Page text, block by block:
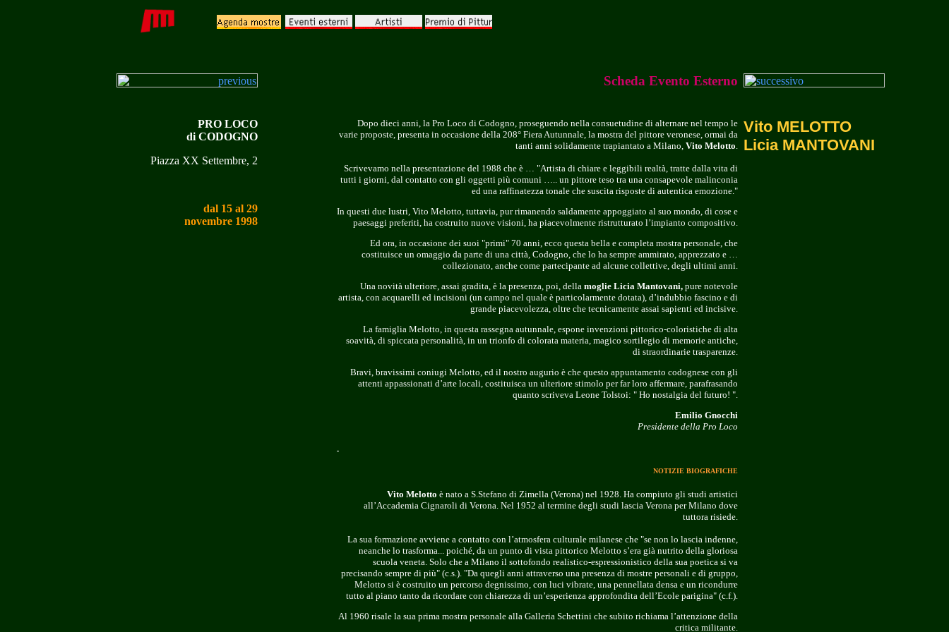
Scheda Evento Esterno
PRO LOCO
di CODOGNO
Piazza XX Settembre, 2
dal 15 al 29
novembre 1998
Dopo dieci anni, la Pro Loco di Codogno, proseguendo nella consuetudine di alternare nel tempo le
varie proposte, presenta in occasione della 208° Fiera Autunnale, la mostra del pittore veronese, ormai da
tanti anni solidamente trapiantato a Milano, Vito Melotto.
Scrivevamo nella presentazione del 1988 che è … "Artista di chiare e leggibili realtà, tratte dalla vita di
tutti i giorni, dal contatto con gli oggetti più comuni ….. un pittore teso tra una consapevole malinconia
ed una raffinatezza tonale che suscita risposte di autentica emozione."
In questi due lustri, Vito Melotto, tuttavia, pur rimanendo saldamente appoggiato al suo mondo, di cose e
paesaggi preferiti, ha costruito nuove visioni, ha piacevolmente ristrutturato l’impianto compositivo.
Ed ora, in occasione dei suoi "primi" 70 anni, ecco questa bella e completa mostra personale, che
costituisce un omaggio da parte di una città, Codogno, che lo ha sempre ammirato, apprezzato e …
collezionato, anche come partecipante ad alcune collettive, degli ultimi anni.
Una novità ulteriore, assai gradita, è la presenza, poi, della moglie Licia Mantovani, pure notevole
artista, con acquarelli ed incisioni (un campo nel quale è particolarmente dotata), d’indubbio fascino e di
grande piacevolezza, oltre che tecnicamente assai sapienti ed incisive.
La famiglia Melotto, in questa rassegna autunnale, espone invenzioni pittorico-coloristiche di alta
soavità, di spiccata personalità, in un trionfo di colorata materia, magico sortilegio di memorie antiche,
di straordinarie trasparenze.
Bravi, bravissimi coniugi Melotto, ed il nostro augurio è che questo appuntamento codognese con gli
attenti appassionati d’arte locali, costituisca un ulteriore stimolo per far loro affermare, parafrasando
quanto scriveva Leone Tolstoi: " Ho nostalgia del futuro! ".
Emilio Gnocchi
Presidente della Pro Loco
NOTIZIE BIOGRAFICHE
Vito Melotto è nato a S.Stefano di Zimella (Verona) nel 1928. Ha compiuto gli studi artistici
all’Accademia Cignaroli di Verona. Nel 1952 al termine degli studi lascia Verona per Milano dove
tuttora risiede.
La sua formazione avviene a contatto con l’atmosfera culturale milanese che "se non lo lascia indenne,
neanche lo trasforma... poiché, da un punto di vista pittorico Melotto s’era già nutrito della gloriosa
scuola veneta. Solo che a Milano il sottofondo realistico-espressionistico della sua poetica si va
precisando sempre di più" (c.s.). "Da quegli anni attraverso una presenza di mostre personali e di gruppo,
Melotto si è costruito un percorso degnissimo, con luci vibrate, una pennellata densa e un ricondurre
tutto al piano tanto da ricordare con chiarezza di un’esperienza approfondita dell’Ecole parigina" (c.f.).
Al 1960 risale la sua prima mostra personale alla Galleria Schettini che subito richiama l’attenzione della
critica militante.
Vito MELOTTO
Licia MANTOVANI